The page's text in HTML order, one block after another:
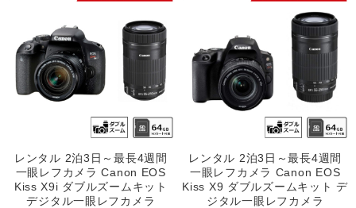
レンタル 2泊3日～最長4週間
一眼レフカメラ Canon EOS
Kiss X9i ダブルズームキット
デジタル一眼レフカメラ
レンタル 2泊3日～最長4週間
一眼レフカメラ Canon EOS
Kiss X9 ダブルズームキット デ
ジタル一眼レフカメラ